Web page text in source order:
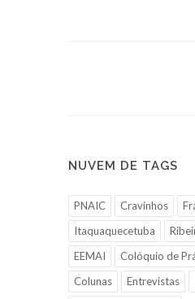
NUVEM DE TAGS
PNAIC Cravinhos
Itaquaquecetuba
EEMAI
Colóquio de
Colunas
Entrevistas